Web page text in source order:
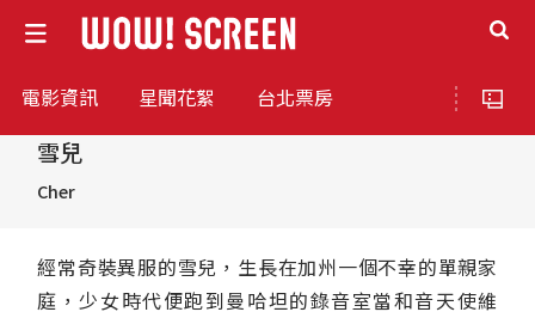
電影資訊 星聞花絮 台北票房
雪兒
Cher
經常奇裝異服的雪兒，生長在加州一個不幸的單親家
庭，少女時代便跑到曼哈坦的錄音室當和音天使維